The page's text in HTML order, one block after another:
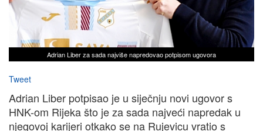
Adrian Liber za sada najviše napredovao potpisom ugovora
Tweet
Adrian Liber potpisao je u siječnju novi ugovor s
HNK-om Rijeka što je za sada najveći napredak u
njegovoj karijeri otkako se na Rujevicu vratio s